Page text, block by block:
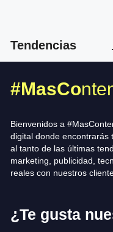
Tendencias
#MasCo
Bienvenidos a
digital donde encontrarás
al tanto de las últimas
marketing, publicidad,
reales con nuestros
¿Te gusta